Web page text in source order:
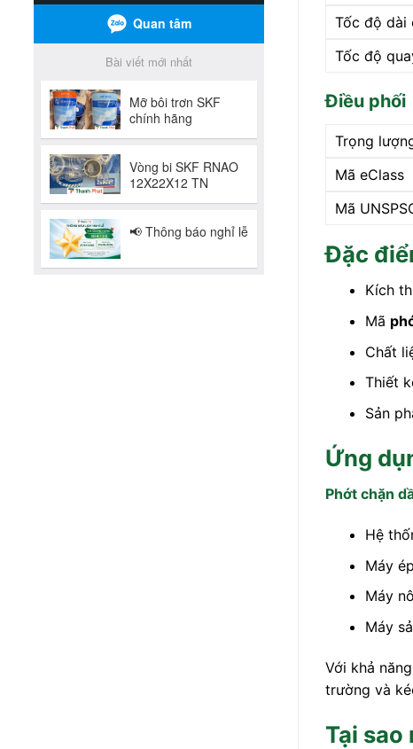
Tốc độ dài
Tốc độ
Điều phối
Trọng
Mã eClass
Mã
Đặc
Kích
Mã
Chất
Thiết
Sản
Ứng
Phớt chặn
Hệ
Máy
Máy
Máy
Với khả
trường và
Tại sao